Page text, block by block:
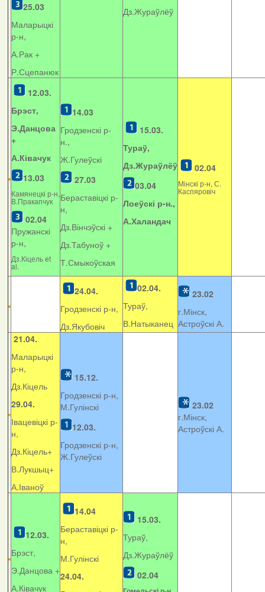
25.03
Маларыцкі
р-н,
А.Рак +
Р.Сцепанюк
Дз.Жураўлёў
12.03.
Брэст,
Э.Данцова
+
А.Ківачук
13.03
Камянецкі р-н,
В.Пракапчук
02.04
Пружанскі
р-н,
Дз.Кіцель et
al.
14.03
Гродзенскі р-
н.,
Ж.Гулеўскі
27.03
Бераставіцкі р-
н,
Дз.Вінчэўскі +
Дз.Табуноў +
Т.Смыкоўская
15.03.
Тураў,
Дз.Жураўлёў
03.04
Лоеўскі р-н.,
А.Халандач
02.04
Мінскі р-н, С.
Каспяровіч
24.04.
Гродзенскі р-н,
Дз.Якубовіч
02.04.
Тураў,
В.Натыканец
23.02
г.Мінск,
Астроўскі А.
21.04.
Маларыцкі
р-н,
Дз.Кіцель
29.04.
Івацевіцкі р-
н,
Дз.Кіцель+
В.Лукшыц+
А.Іваноў
15.12.
Гродзенскі р-н,
М.Гулінскі
12.03.
Гродзенскі р-н,
Ж.Гулеўскі
23.02
г.Мінск,
Астроўскі А.
12.03.
Брэст,
Э.Данцова +
А.Ківачук
14.04
Бераставіцкі р-
н,
М.Гулінскі
24.04.
15.03.
Тураў,
Дз.Жураўлёў
02.04